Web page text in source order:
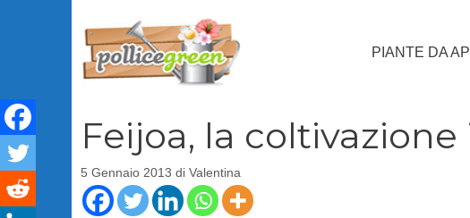
PIANTE DA
Feijoa, la coltivazione
5 Gennaio 2013 di Valentina